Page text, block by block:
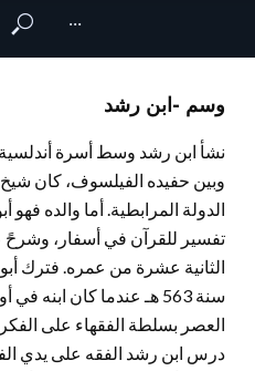
···
وسم -ابن رشد
نشأ ابن رشد وسط أسرة أندلسية
وبين حفيده الفيلسوف، كان
الدولة المرابطية. أما والده
الثانية عشرة من عمره. فترك
سنة 563 هـ عندما كان
العصر بسلطة الفقهاء على
درس ابن رشد الفقه على يدي